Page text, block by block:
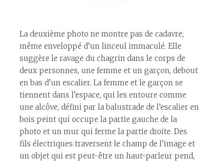
La deuxième photo ne montre pas de cadavre,
même enveloppé d’un linceul immaculé. Elle
suggère le ravage du chagrin dans le corps de
deux personnes, une femme et un garçon, debout
en bas d’un escalier. La femme et le garçon se
tiennent dans l’espace, qui les entoure comme
une alcôve, défini par la balustrade de l’escalier en
bois peint qui occupe la partie gauche de la
photo et un mur qui ferme la partie droite. Des
fils électriques traversent le champ de l’image et
un objet qui est peut-être un haut-parleur pend,